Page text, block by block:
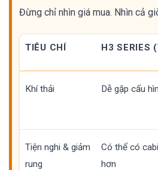
Đừng chỉ nhìn giá mua. Nhìn cả
TIÊU CHÍ H3 SERIES
Khí thải Dễ gặp cấu
Tiện nghi & giảm
rung
Có thể có
hơn